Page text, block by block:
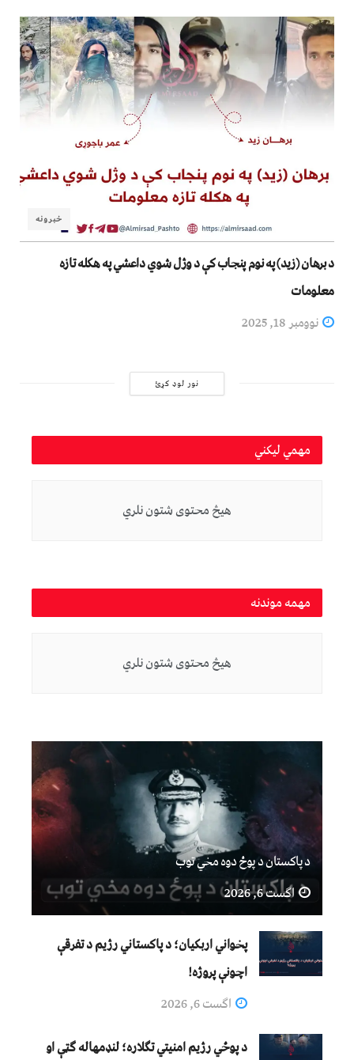
خبرونه
د برهان (زید) په نوم پنجاب کې د وژل شوي داعشي په هکله تازه
معلومات
نوومبر 18, 2025
نور لوډ کړئ
مهمي لیکني
هیڅ محتوی شتون نلري
مهمه موندنه
هیڅ محتوی شتون نلري
د پاکستان د پوځ دوه مخي توب
اگست 6, 2026
پخواني اربکیان؛ د پاکستاني رژیم د تفرقې
اچونې پروژه!
اگست 6, 2026
د پوځي رژیم امنیتي تګلاره؛ لنډمهاله ګټې او